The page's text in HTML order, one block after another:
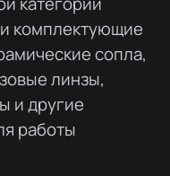
комплектующие
сопла,
линзы,
и другие
работы